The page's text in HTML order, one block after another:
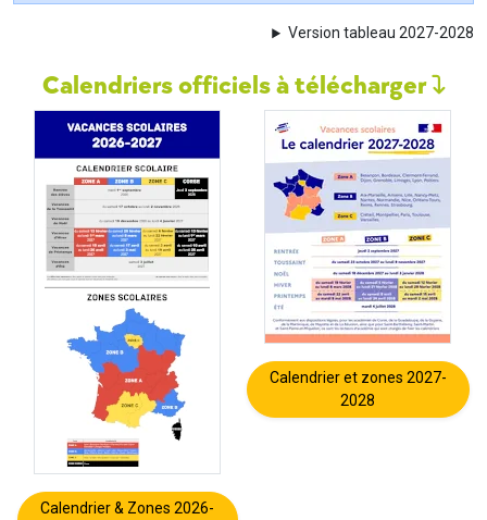
Version tableau 2027-2028
Calendriers officiels à télécharger
Calendrier & Zones 2026-
Calendrier et zones 2027-
2028